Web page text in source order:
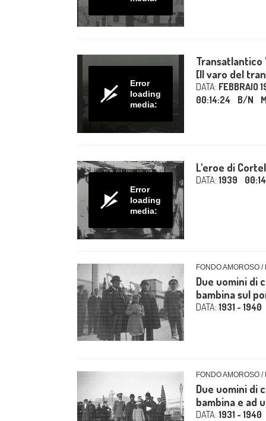
Error
loading
media:
Transatlantico
[Il varo del
DATA: FEBBRAIO
00:14:24
B/N
Error
loading
media:
L'eroe di
DATA: 1939
FONDO AMOROSO
Due uomini di
bambina sul
DATA: 1931 - 1940
FONDO AMOROSO
Due uomini di
bambina e ad
DATA: 1931 - 1940